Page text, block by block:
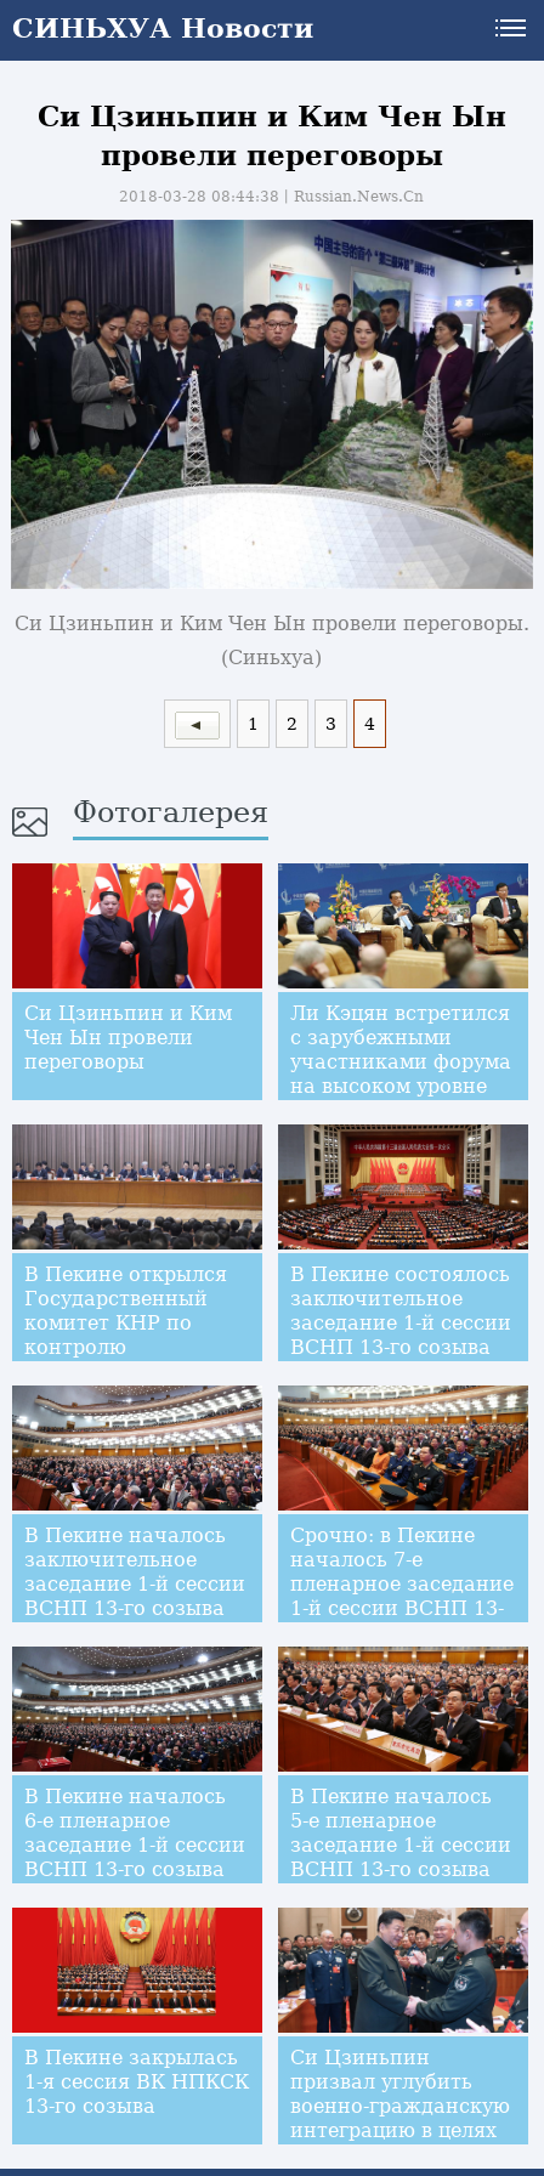
СИНЬХУА Новости
Си Цзиньпин и Ким Чен Ын
провели переговоры
2018-03-28 08:44:38丨Russian.News.Cn
Си Цзиньпин и Ким Чен Ын провели переговоры.
(Синьхуа)
1 2 3 4
Фотогалерея
Си Цзиньпин и Ким
Чен Ын провели
переговоры
Ли Кэцян встретился
с зарубежными
участниками форума
на высоком уровне
Китая-2018"
В Пекине открылся
Государственный
комитет КНР по
контролю
В Пекине состоялось
заключительное
заседание 1-й сессии
ВСНП 13-го созыва
В Пекине началось
заключительное
заседание 1-й сессии
ВСНП 13-го созыва
Срочно: в Пекине
началось 7-е
пленарное заседание
1-й сессии ВСНП 13-
В Пекине началось
6-е пленарное
заседание 1-й сессии
ВСНП 13-го созыва
В Пекине началось
5-е пленарное
заседание 1-й сессии
ВСНП 13-го созыва
В Пекине закрылась
1-я сессия ВК НПКСК
13-го созыва
Си Цзиньпин
призвал углубить
военно-гражданскую
интеграцию в целях